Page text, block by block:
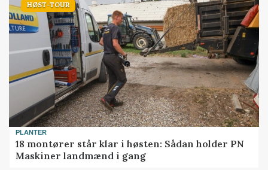
HØST-TOUR
PLANTER
18 montører står klar i høsten: Sådan holder PN
Maskiner landmænd i gang